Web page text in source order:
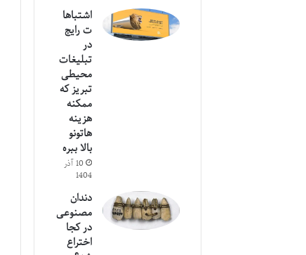
اشتباها
ت رایج
در
تبلیغات
محیطی
تبریز که
ممکنه
هزینه
هاتونو
بالا ببره
10 آذر
1404
دندان
مصنوعی
در کجا
اختراع